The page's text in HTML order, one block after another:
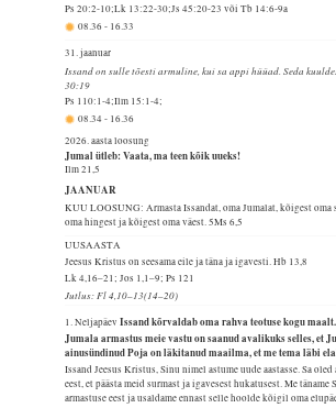
Ps 20:2-10;Lk 13:22-30;Js 45:20-23 või Tb 14:6-9a
08.36- 16.33
31. jaanuar
Issand on sulle tõesti armuline, kui sa appi hüüad. Seda
30:19
Ps 110:1-4;Ilm 15:1-4;
08.34- 16.36
2026. aasta loosung
Jumal ütleb: Vaata, ma teen kõik uueks!
Ilm 21,5
JAANUAR
KUU LOOSUNG: Armasta Issandat, oma Jumalat, kõigest oma
oma hingest ja kõigest oma väest.5Ms 6,5
UUSAASTA
Jeesus Kristus on seesama eile ja täna ja igavesti.Hb 13,8
Lk 4,16–21; Jos 1,1–9; Ps 121
Jutlus: Fl 4,10–13(14–20)
1. NeljapäevIssand kõrvaldab oma rahva teotuse kogu
Jumala armastus meie vastu on saanud avalikuks selles, et
ainusündinud Poja on läkitanud maailma, et me tema läbi
Issand Jeesus Kristus, Sinu nimel astume uude aastasse. Sa
eest, et päästa meid surmast ja igavesest hukatusest. Me
armastuse eest ja usaldame ennast selle hoolde kõigil oma